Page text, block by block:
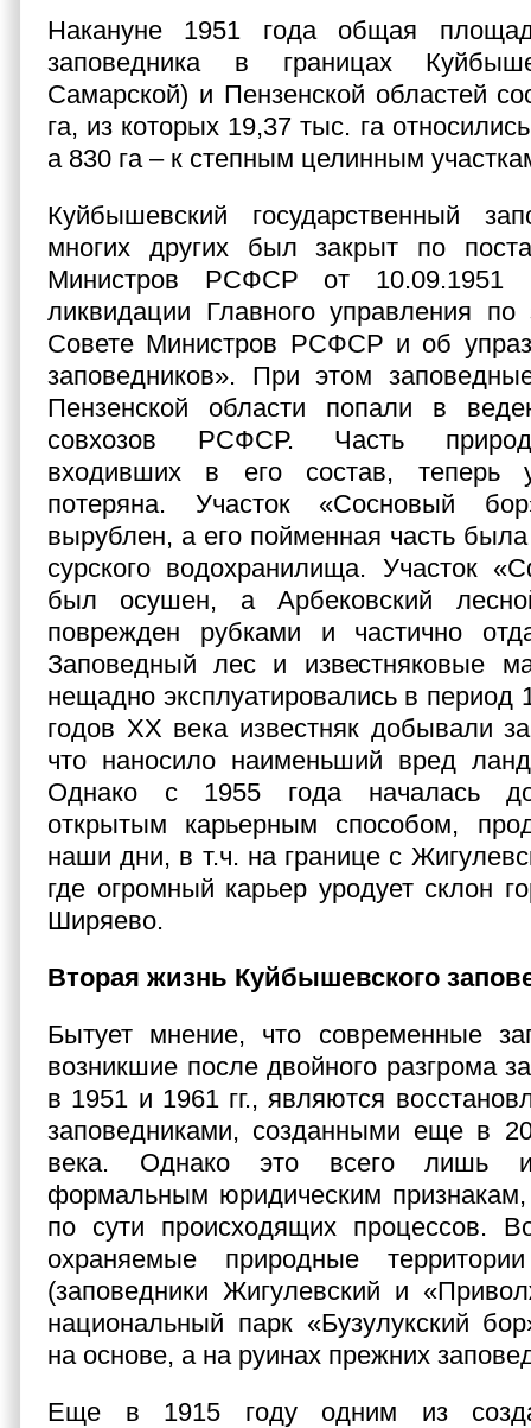
Накануне 1951 года общая
заповедника в границах
Самарской) и Пензенской областей
га, из которых 19,37 тыс. га
а 830 га – к степным целинным
Куйбышевский государственный
многих других был закрыт по
Министров РСФСР от
ликвидации Главного управления по
Совете Министров РСФСР и об
заповедников». При этом
Пензенской области попали в
совхозов РСФСР. Часть
входивших в его состав, теперь
потеряна. Участок «Сосновый
вырублен, а его пойменная часть
сурского водохранилища. Участок
был осушен, а Арбековский
поврежден рубками и частично
Заповедный лес и известняковые
нещадно эксплуатировались в период
годов XX века известняк добывали
что наносило наименьший вред
Однако с 1955 года началась
открытым карьерным способом,
наши дни, в т.ч. на границе с
где огромный карьер уродует склон
Ширяево.
Вторая жизнь Куйбышевского
Бытует мнение, что современные
возникшие после двойного разгрома
в 1951 и 1961 гг., являются
заповедниками, созданными еще в
века. Однако это всего лишь
формальным юридическим признакам,
по сути происходящих процессов.
охраняемые природные
(заповедники Жигулевский и
национальный парк «Бузулукский
на основе, а на руинах прежних
Еще в 1915 году одним из